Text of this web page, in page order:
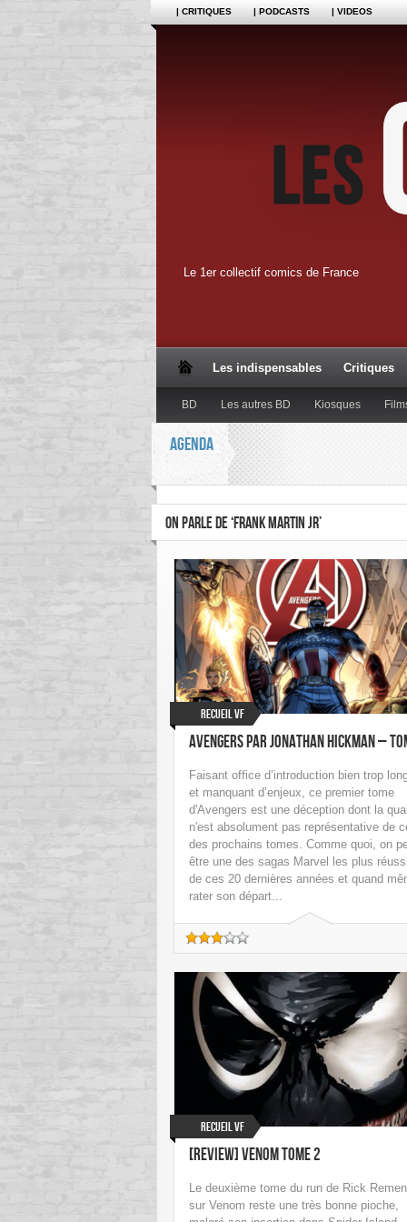
| CRITIQUES | PODCASTS | VIDEOS
Le 1er collectif comics de France
Les indispensables Critiques
BD Les autres BD Kiosques
AGENDA
ON PARLE DE ‘FRANK MARTIN JR’
Recueil VF
Avengers par Jonathan Hickman –
Faisant office d’introduction bien trop
et manquant d’enjeux, ce premier tome
d'Avengers est une déception dont la
n'est absolument pas représentative de
des prochains tomes. Comme quoi, on
être une des sagas Marvel les plus
de ces 20 dernières années et quand
rater son départ...
Recueil VF
[Review] Venom Tome 2
Le deuxième tome du run de Rick
sur Venom reste une très bonne pioche,